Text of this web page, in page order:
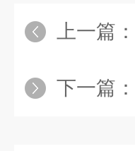
上一篇：
下一篇：